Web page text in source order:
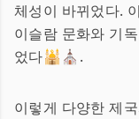
체성이 바뀌었다.
이슬람 문화와 기
었다🕌⛪.
이렇게 다양한 제